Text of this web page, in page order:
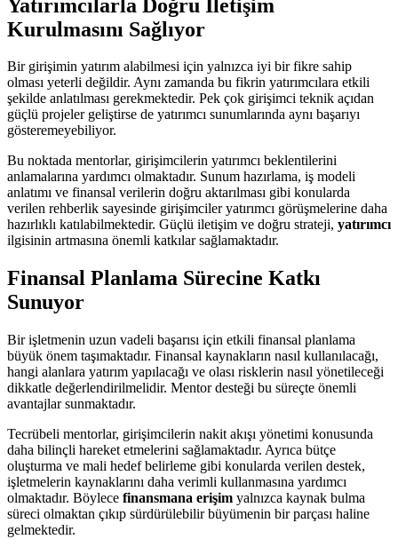
Yatırımcılarla Doğru İletişim
Kurulmasını Sağlıyor
Bir girişimin yatırım alabilmesi için yalnızca iyi bir fikre sahip
olması yeterli değildir. Aynı zamanda bu fikrin yatırımcılara etkili
şekilde anlatılması gerekmektedir. Pek çok girişimci teknik açıdan
güçlü projeler geliştirse de yatırımcı sunumlarında aynı başarıyı
gösteremeyebiliyor.
Bu noktada mentorlar, girişimcilerin yatırımcı beklentilerini
anlamalarına yardımcı olmaktadır. Sunum hazırlama, iş modeli
anlatımı ve finansal verilerin doğru aktarılması gibi konularda
verilen rehberlik sayesinde girişimciler yatırımcı görüşmelerine daha
hazırlıklı katılabilmektedir. Güçlü iletişim ve doğru strateji, yatırımcı
ilgisinin artmasına önemli katkılar sağlamaktadır.
Finansal Planlama Sürecine Katkı
Sunuyor
Bir işletmenin uzun vadeli başarısı için etkili finansal planlama
büyük önem taşımaktadır. Finansal kaynakların nasıl kullanılacağı,
hangi alanlara yatırım yapılacağı ve olası risklerin nasıl yönetileceği
dikkatle değerlendirilmelidir. Mentor desteği bu süreçte önemli
avantajlar sunmaktadır.
Tecrübeli mentorlar, girişimcilerin nakit akışı yönetimi konusunda
daha bilinçli hareket etmelerini sağlamaktadır. Ayrıca bütçe
oluşturma ve mali hedef belirleme gibi konularda verilen destek,
işletmelerin kaynaklarını daha verimli kullanmasına yardımcı
olmaktadır. Böylece finansmana erişim yalnızca kaynak bulma
süreci olmaktan çıkıp sürdürülebilir büyümenin bir parçası haline
gelmektedir.